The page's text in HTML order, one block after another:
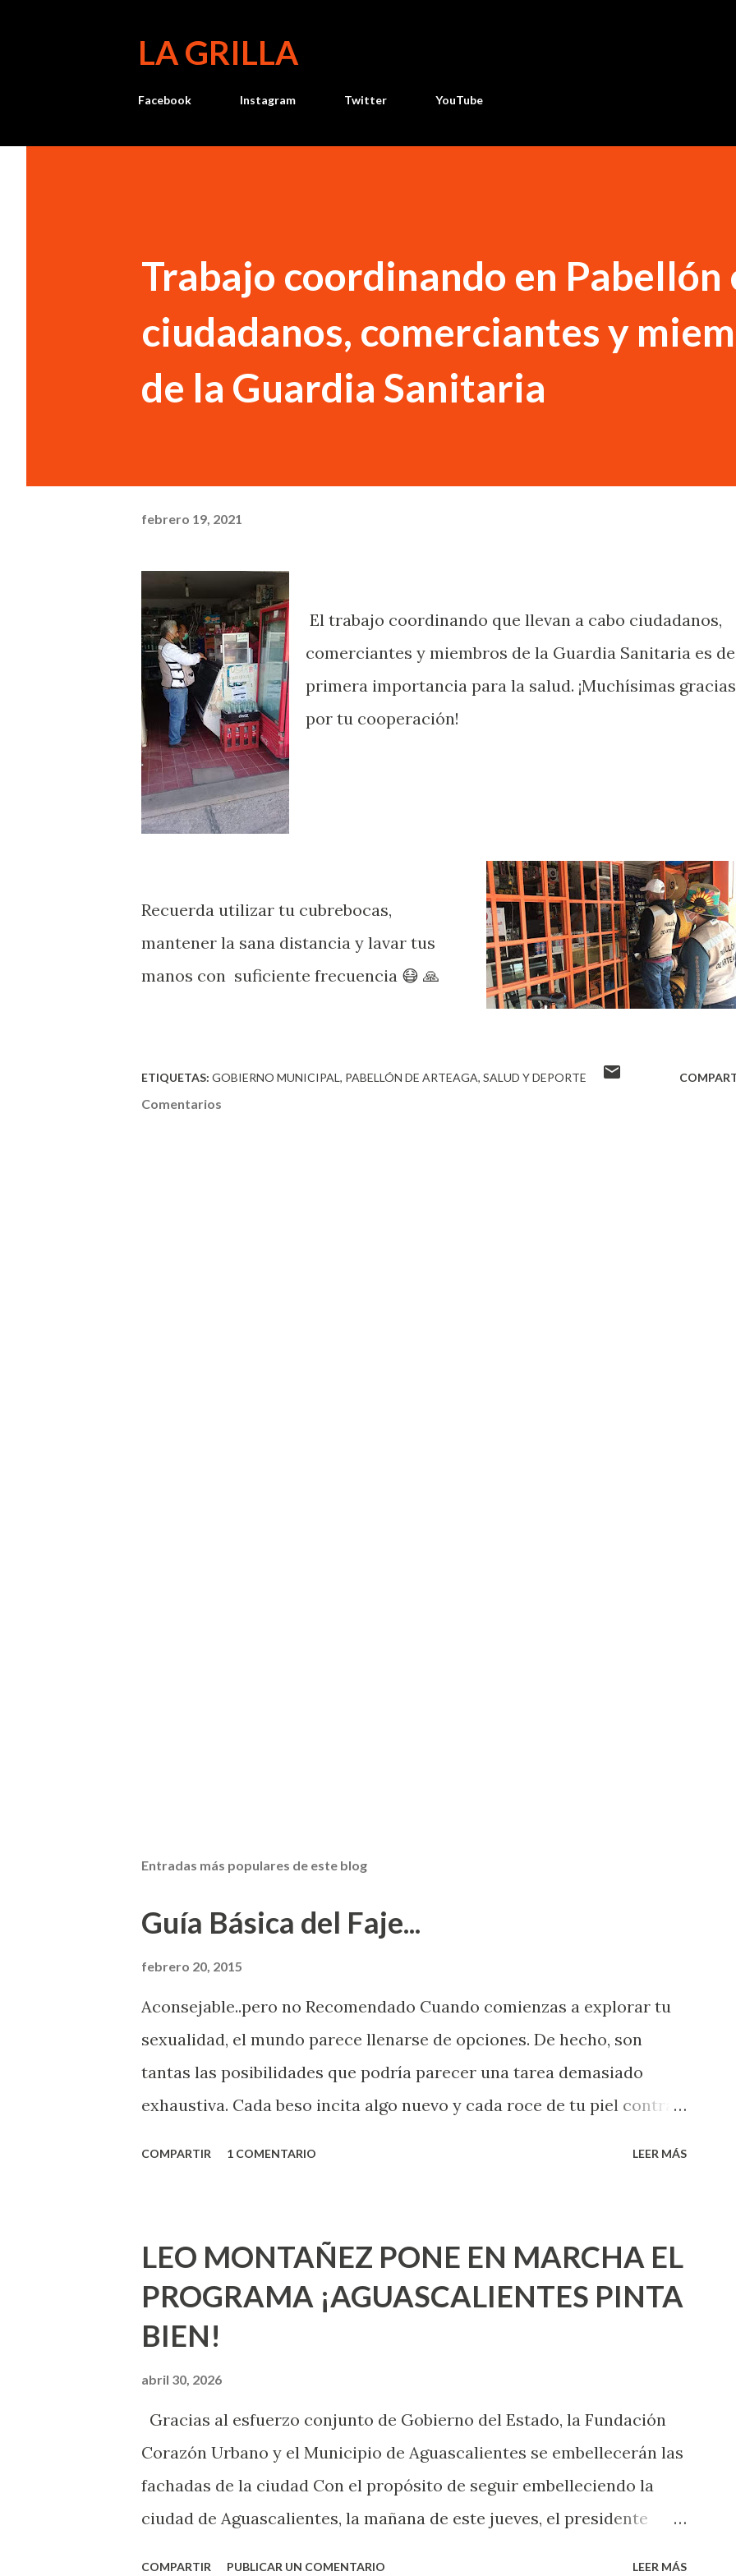
LA GRILLA
Facebook Instagram Twitter YouTube
Trabajo coordinando en
ciudadanos, comerciantes y
de la Guardia Sanitaria
febrero 19, 2021
El trabajo coordinando que llevan a cabo ciudadanos,
comerciantes y miembros de la Guardia Sanitaria es de
primera importancia para la salud. ¡Muchísimas gracias
por tu cooperación!
Recuerda utilizar tu cubrebocas,
mantener la sana distancia y lavar tus
manos con suficiente frecuencia 😷 🙏
ETIQUETAS: GOBIERNO MUNICIPAL PABELLÓN DE ARTEAGA SALUD Y DEPORTE
Comentarios
Entradas más populares de este blog
Guía Básica del Faje...
febrero 20, 2015
Aconsejable..pero no Recomendado Cuando comienzas a explorar tu
sexualidad, el mundo parece llenarse de opciones. De hecho, son
tantas las posibilidades que podría parecer una tarea demasiado
exhaustiva. Cada beso incita algo nuevo y cada roce de tu piel contra
que estés lista para lo que sea cuando aún no conoces ni la mitad de
lo que deberías saber. Pero incluso quienes ya han tenido relaciones
sexuales no son expertos o expertas en el tema. Siempre hay algo
nuevo que aprender y nuevas experiencias que conocer. Si eres una
como cualquier persona con experiencia te dirá, siempre es mejor
cuando ambas partes son suficientemen...
COMPARTIR 1 COMENTARIO LEER MÁS
LEO MONTAÑEZ PONE EN MARCHA EL
PROGRAMA ¡AGUASCALIENTES PINTA
BIEN!
abril 30, 2026
Gracias al esfuerzo conjunto de Gobierno del Estado, la Fundación
Corazón Urbano y el Municipio de Aguascalientes se embellecerán las
fachadas de la ciudad Con el propósito de seguir embelleciendo la
ciudad de Aguascalientes, la mañana de este jueves, el presidente
COMPARTIR PUBLICAR UN COMENTARIO LEER MÁS